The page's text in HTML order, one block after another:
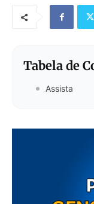
Tabela de
Assista